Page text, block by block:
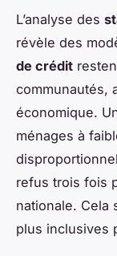
L’analyse des
révèle des
de crédit
communautés,
économique.
ménages à
refus trois fois
nationale. Cela
plus inclusives